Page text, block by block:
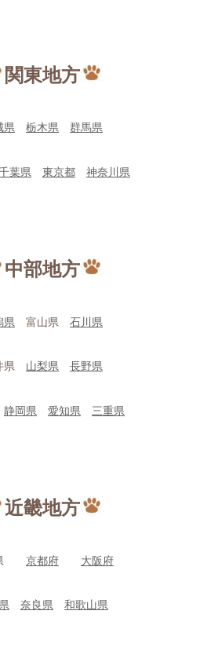
関東地方
県 栃木県 群馬県
葉県 東京都 神奈川県
中部地方
県 富山県 石川県
県 山梨県 長野県
静岡県 愛知県 三重県
近畿地方
県 京都府 大阪府
奈良県 和歌山県